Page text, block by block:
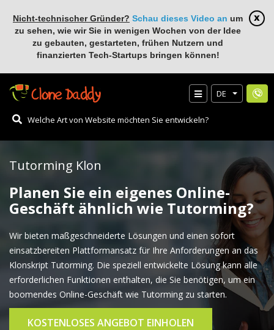
Nicht-technischer Gründer? Schau dieses Video an um
zu sehen, wie wir Sie in wenigen Wochen von der Idee
zu gebauten, gestarteten, frühen Nutzern und
finanzierten Tech-Startups bringen können!
DE
Tutorming Klon
Planen Sie ein eigenes Online-
Geschäft ähnlich wie Tutorming?
Wir bieten maßgeschneiderte Lösungen und einen sofort
einsatzbereiten Plattformansatz für Ihre Anforderungen an das
Klonskript Tutorming. Die speziell entwickelte Lösung kann alle
erforderlichen Funktionen enthalten, die Sie benötigen, um ein
boomendes Online-Geschäft wie Tutorming zu starten.
KOSTENLOSES ANGEBOT EINHOLEN